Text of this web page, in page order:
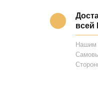
всей
Нашим